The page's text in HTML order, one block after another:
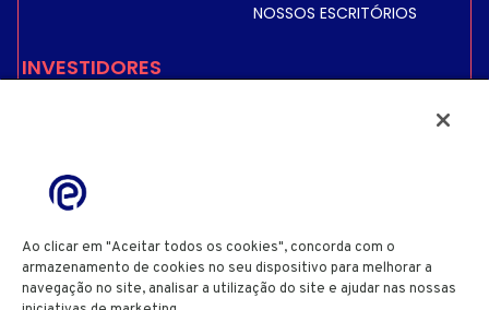
NOSSOS ESCRITÓRIOS
INVESTIDORES
INFORMAÇÕES
ACIONISTAS
Ao clicar em "Aceitar todos os cookies", concorda com o
armazenamento de cookies no seu dispositivo para melhorar a
navegação no site, analisar a utilização do site e ajudar nas nossas